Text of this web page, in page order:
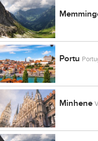
Portu
Minhene